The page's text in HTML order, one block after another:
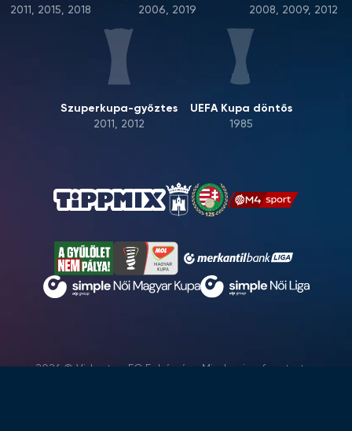
2011, 2015, 2018
2006, 2019
2008, 2009, 2012
Szuperkupa-győztes
2011, 2012
UEFA Kupa döntős
1985
2026 © Videoton FC Fehérvár - Minden jog fenntartva